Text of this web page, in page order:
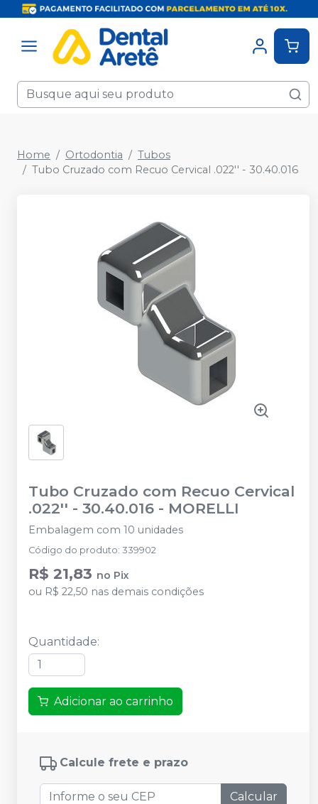
Home Ortodontia
Tubos
Tubo Cruzado com Recuo Cervical .022'' - 30.40.016
Tubo Cruzado com Recuo Cervical
.022'' - 30.40.016 - MORELLI
Embalagem com 10 unidades
Código do produto: 339902
R$ 21,83 no Pix
ou R$ 22,50 nas demais condições
Quantidade:
Adicionar ao carrinho
Calcule frete e prazo
Calcular